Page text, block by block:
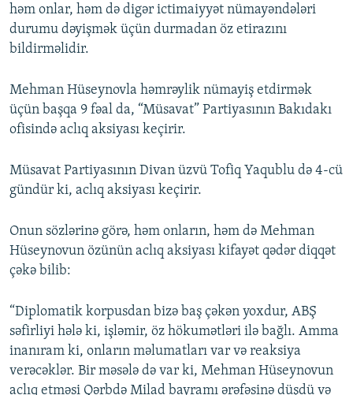
həm onlar, həm də digər ictimaiyyət nümayəndələri
durumu dəyişmək üçün durmadan öz etirazını
bildirməlidir.
Mehman Hüseynovla həmrəylik nümayiş etdirmək
üçün başqa 9 fəal da, “Müsavat” Partiyasının Bakıdakı
ofisində aclıq aksiyası keçirir.
Müsavat Partiyasının Divan üzvü Tofiq Yaqublu də 4-cü
gündür ki, aclıq aksiyası keçirir.
Onun sözlərinə görə, həm onların, həm də Mehman
Hüseynovun özünün aclıq aksiyası kifayət qədər diqqət
çəkə bilib:
“Diplomatik korpusdan bizə baş çəkən yoxdur, ABŞ
səfirliyi hələ ki, işləmir, öz hökumətləri ilə bağlı. Amma
inanıram ki, onların məlumatları var və reaksiya
verəcəklər. Bir məsələ də var ki, Mehman Hüseynovun
aclıq etməsi Qərbdə Milad bayramı ərəfəsinə düşdü və